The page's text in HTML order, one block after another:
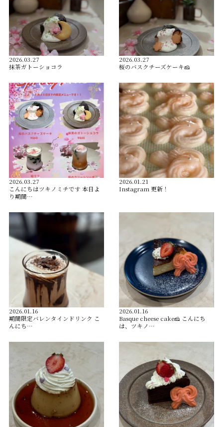
2026.03.27
抹茶ガトーショコラ
2026.03.27
桜のバスクチーズケーキ🧀
2026.03.27
こんにちはツキノミチです️ 本日よ
り期間…
2026.01.21
Instagram 更新！
2026.01.16
️期間限定バレンタインドリンク️ こ
んにち…
2026.01.16
Basque cheese cake🧀 こんにち
は、ツキノ…